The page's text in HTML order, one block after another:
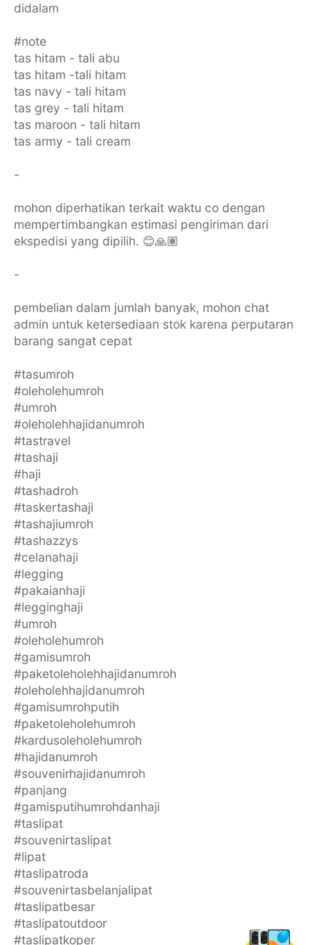
didalam
#note
tas hitam - tali abu
tas hitam -tali hitam
tas navy - tali hitam
tas grey - tali hitam
tas maroon - tali hitam
tas army - tali cream
-
mohon diperhatikan terkait waktu co dengan
mempertimbangkan estimasi pengiriman dari
ekspedisi yang dipilih. 😊🙏🏽
-
pembelian dalam jumlah banyak, mohon chat
admin untuk ketersediaan stok karena perputaran
barang sangat cepat
#tasumroh
#oleholehumroh
#umroh
#oleholehhajidanumroh
#tastravel
#tashaji
#haji
#tashadroh
#taskertashaji
#tashajiumroh
#tashazzys
#celanahaji
#legging
#pakaianhaji
#legginghaji
#umroh
#oleholehumroh
#gamisumroh
#paketoleholehhajidanumroh
#oleholehhajidanumroh
#gamisumrohputih
#paketoleholehumroh
#kardusoleholehumroh
#hajidanumroh
#souvenirhajidanumroh
#panjang
#gamisputihumrohdanhaji
#taslipat
#souvenirtaslipat
#lipat
#taslipatroda
#souvenirtasbelanjalipat
#taslipatbesar
#taslipatoutdoor
#taslipatkoper